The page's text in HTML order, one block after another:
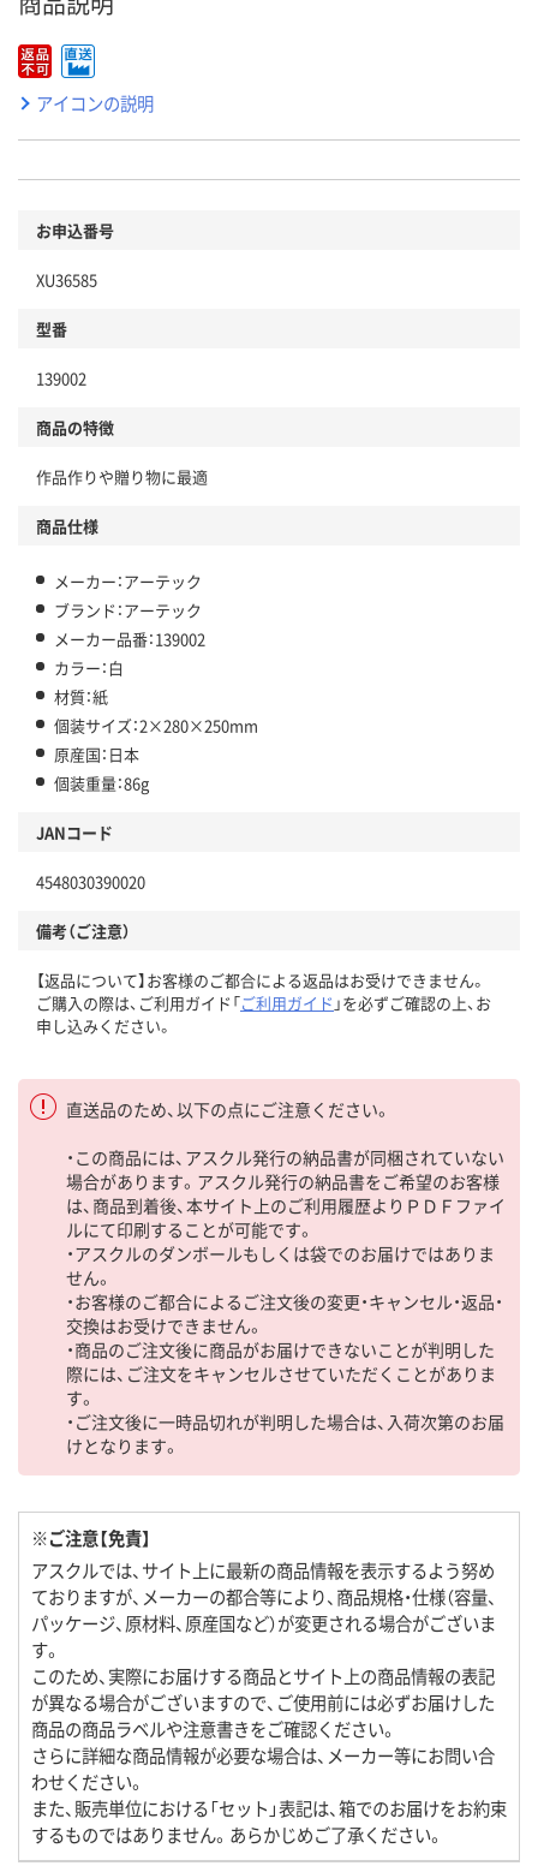
アイコンの説明
お申込番号
XU36585
型番
139002
商品の特徴
作品作りや贈り物に最適
商品仕様
メーカー：アーテック
ブランド：アーテック
メーカー品番：139002
カラー：白
材質：紙
個装サイズ：2×280×250mm
原産国：日本
個装重量：86g
JANコード
4548030390020
備考（ご注意）
【返品について】お客様のご都合による返品はお受けできません。
ご購入の際は、ご利用ガイド「ご利用ガイド 」を必ずご確認の上、お
申し込みください。
直送品のため、以下の点にご注意ください。
・この商品には、アスクル発行の納品書が同梱されていない
場合があります。アスクル発行の納品書をご希望のお客様
は、商品到着後、本サイト上のご利用履歴よりＰＤＦファイ
ルにて印刷することが可能です。
・アスクルのダンボールもしくは袋でのお届けではありま
せん。
・お客様のご都合によるご注文後の変更・キャンセル・返品・
交換はお受けできません。
・商品のご注文後に商品がお届けできないことが判明した
際には、ご注文をキャンセルさせていただくことがありま
す。
・ご注文後に一時品切れが判明した場合は、入荷次第のお届
けとなります。
※ご注意【免責】
アスクルでは、サイト上に最新の商品情報を表示するよう努め
ておりますが、メーカーの都合等により、商品規格・仕様（容量、
パッケージ、原材料、原産国など）が変更される場合がございま
す。
このため、実際にお届けする商品とサイト上の商品情報の表記
が異なる場合がございますので、ご使用前には必ずお届けした
商品の商品ラベルや注意書きをご確認ください。
さらに詳細な商品情報が必要な場合は、メーカー等にお問い合
わせください。
また、販売単位における「セット」表記は、箱でのお届けをお約束
するものではありません。あらかじめご了承ください。